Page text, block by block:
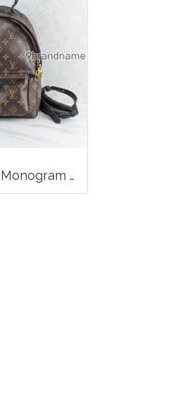
Louis Vuitton Monogram Palm Springs PM Backpack